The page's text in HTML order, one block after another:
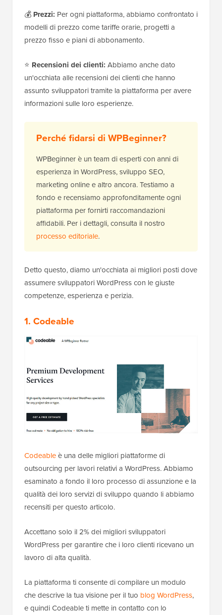
💰 Prezzi: Per ogni piattaforma, abbiamo confrontato i
modelli di prezzo come tariffe orarie, progetti a
prezzo fisso e piani di abbonamento.
⭐ Recensioni dei clienti: Abbiamo anche dato
un'occhiata alle recensioni dei clienti che hanno
assunto sviluppatori tramite la piattaforma per avere
informazioni sulle loro esperienze.
Perché fidarsi di WPBeginner?
WPBeginner è un team di esperti con anni di
esperienza in WordPress, sviluppo SEO,
marketing online e altro ancora. Testiamo a
fondo e recensiamo approfonditamente ogni
piattaforma per fornirti raccomandazioni
affidabili. Per i dettagli, consulta il nostro
processo editoriale.
Detto questo, diamo un'occhiata ai migliori posti dove
assumere sviluppatori WordPress con le giuste
competenze, esperienza e perizia.
1. Codeable
Codeableè una delle migliori piattaforme di
outsourcing per lavori relativi a WordPress. Abbiamo
esaminato a fondo il loro processo di assunzione e la
qualità dei loro servizi di sviluppo quando li abbiamo
recensiti per questo articolo.
Accettano solo il 2% dei migliori sviluppatori
WordPress per garantire che i loro clienti ricevano un
lavoro di alta qualità.
La piattaforma ti consente di compilare un modulo
che descrive la tua visione per il tuo blog WordPress,
e quindi Codeable ti mette in contatto con lo